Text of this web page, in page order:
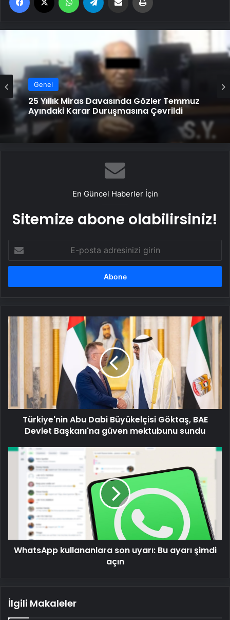
Genel
25 Yıllık Miras Davasında Gözler Temmuz
Ayındaki Karar Duruşmasına Çevrildi
En Güncel Haberler İçin
Sitemize abone olabilirsiniz!
posta
adresinizi
Türkiye'nin
Göktaş,
BAE
Başkanı'na
güven
mektubunu
sundu
Türkiye'nin Abu Dabi Büyükelçisi Göktaş, BAE
Devlet Başkanı'na güven mektubunu sundu
WhatsApp
kullananlara
WhatsApp kullananlara son uyarı: Bu ayarı şimdi
açın
İlgili Makaleler